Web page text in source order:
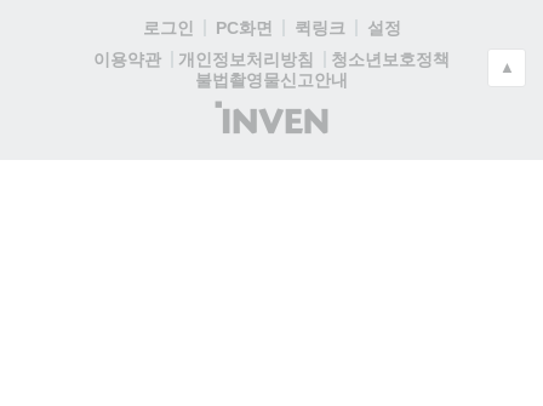
로그인 PC화면 퀵링크
설정
이용약관
개인정보처리방침
청소년보호정책
불법촬영물신고안내
(주)
인
▲